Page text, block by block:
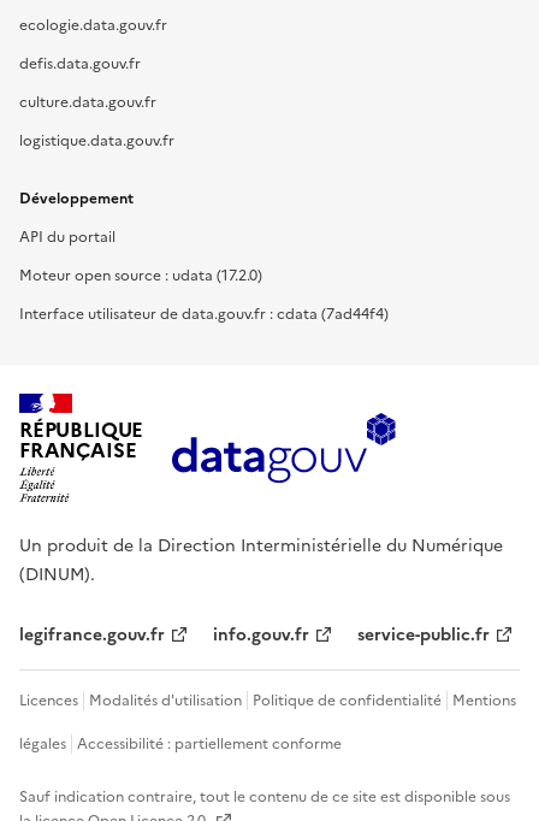
ecologie.data.gouv.fr
defis.data.gouv.fr
culture.data.gouv.fr
logistique.data.gouv.fr
Développement
API du portail
Moteur open source : udata (17.2.0)
Interface utilisateur de data.gouv.fr : cdata (7ad44f4)
RÉPUBLIQUE
FRANÇAISE
Un produit de la Direction Interministérielle du Numérique
(DINUM).
legifrance.gouv.fr info.gouv.fr service-public.fr
Licences Modalités d'utilisation Politique de confidentialité Mentions
légales Accessibilité : partiellement conforme
Sauf indication contraire, tout le contenu de ce site est disponible sous